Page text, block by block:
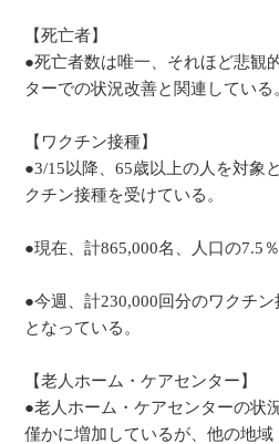
【死亡者】
●死亡者数は唯一、それほど悲観
ターでの状況改善と関連してい
【ワクチン接種】
●3/15以降、65歳以上の人を対象
クチン接種を受けている。
●現在、計865,000名、人口の7.5
●今週、計230,000回分のワクチ
となっている。
【老人ホーム・ケアセンター】
●老人ホーム・ケアセンターの状
僅かに増加しているが、他の地域